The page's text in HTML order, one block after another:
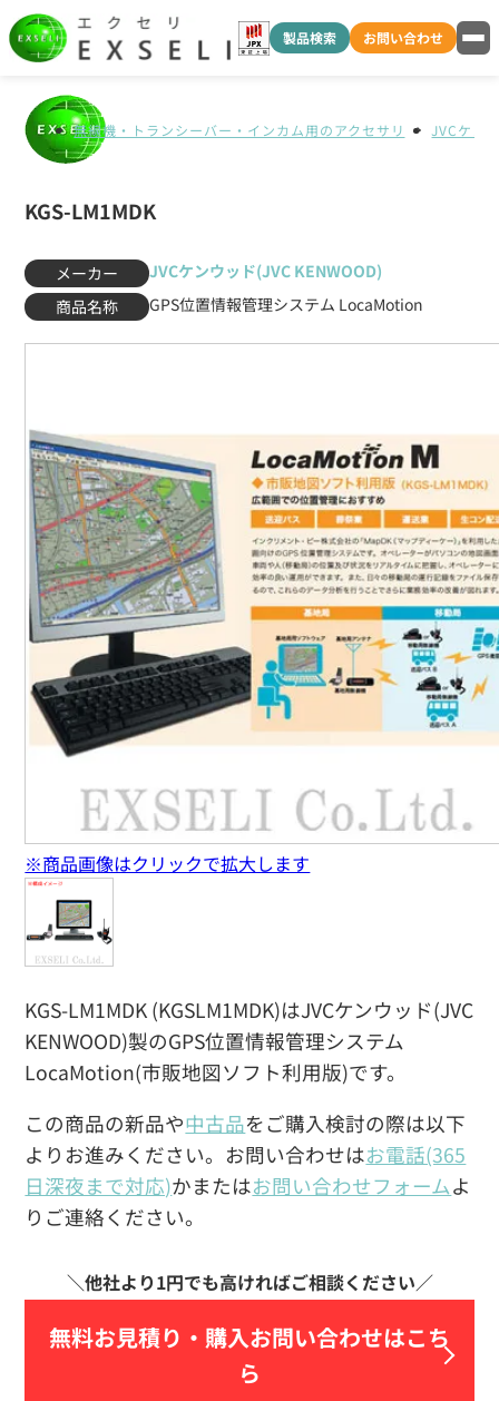
製品検索 お問い合わせ
無線機・トランシーバー・インカム用のアクセサリ JVCケン
KGS-LM1MDK
メーカー
JVCケンウッド(JVC KENWOOD)
商品名称
GPS位置情報管理システム LocaMotion
KGS-LM1MDK (KGSLM1MDK)はJVCケンウッド(JVC
KENWOOD)製のGPS位置情報管理システム
LocaMotion(市販地図ソフト利用版)です。
この商品の新品や中古品をご購入検討の際は以下
よりお進みください。お問い合わせはお電話(365
日深夜まで対応)かまたはお問い合わせフォームよ
りご連絡ください。
無料お見積り・ 購入お問い合わせはこち
ら
※商品画像はクリックで拡大します